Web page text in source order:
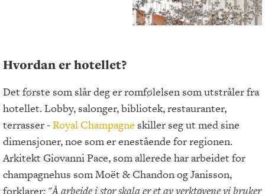
Hvordan er hotellet?
Det første som slår deg er romfølelsen som utstråler fra
hotellet. Lobby, salonger, bibliotek, restauranter,
terrasser -Royal Champagne skiller seg ut med sine
dimensjoner, noe som er enestående for regionen.
Arkitekt Giovanni Pace, som allerede har arbeidet for
champagnehus som Moët & Chandon og Janisson,
forklarer: "Å arbeide i stor skala er et av verktøyene vi bruker